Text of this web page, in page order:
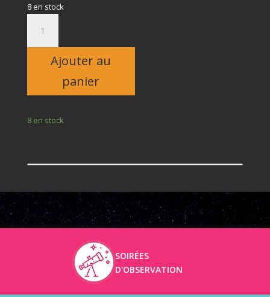
8 en stock
Adulte
Ajouter au
panier
8 en stock
SOIRÉES
D'OBSERVATION